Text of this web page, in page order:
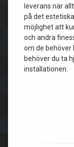
leverans när
på det
möjlighet att
och andra
om de behöver
behöver du ta
installationen.